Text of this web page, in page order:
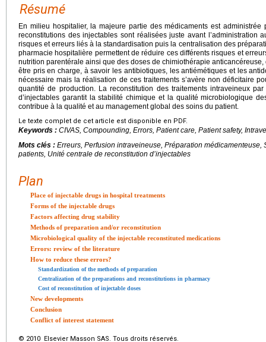
Résumé
En milieu hospitalier, la majeure partie des médicaments est
reconstitutions des injectables sont réalisées juste avant l’administration
risques et erreurs liés à la standardisation puis la centralisation des
pharmacie hospitalière permettent de réduire ces différents risques et
nutrition parentérale ainsi que des doses de chimiothérapie
être pris en charge, à savoir les antibiotiques, les antiémétiques et les
nécessaire mais la réalisation de ces traitements s’avère non déficitaire
quantité de production. La reconstitution des traitements intraveineux
d’injectables garantit la stabilité chimique et la qualité microbiologique
contribue à la qualité et au management global des soins du patient.
Le texte complet de cet article est disponible en PDF.
Keywords : CIVAS, Compounding, Errors, Patient care, Patient safety,
Mots clés : Erreurs, Perfusion intraveineuse, Préparation médicamenteuse,
patients, Unité centrale de reconstitution d’injectables
Plan
Place of injectable drugs in hospital treatments
Forms of the injectable drugs
Factors affecting drug stability
Methods of preparation and/or reconstitution
Microbiological quality of the injectable reconstituted medications
Errors: review of the literature
How to reduce these errors?
Standardization of the methods of preparation
Centralization of the preparations and reconstitutions in pharmacy
Cost of reconstitution of injectable doses
New developments
Conclusion
Conflict of interest statement
© 2010 Elsevier Masson SAS. Tous droits réservés.